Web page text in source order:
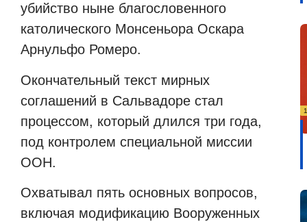
убийство ныне благословенного
католического Монсеньора Оскара
Арнульфо Ромеро.
Окончательный текст мирных
соглашений в Сальвадоре стал
процессом, который длился три года,
под контролем специальной миссии
ООН.
Охватывал пять основных вопросов,
включая модификацию Вооруженных